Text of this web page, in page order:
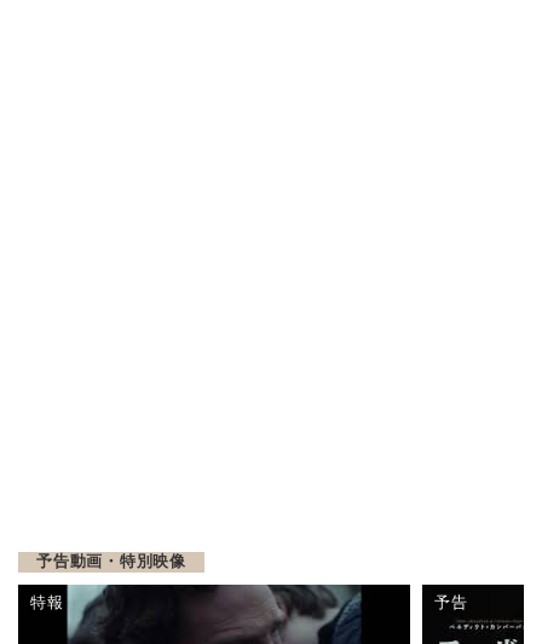
予告動画・特別映像
特報 予告